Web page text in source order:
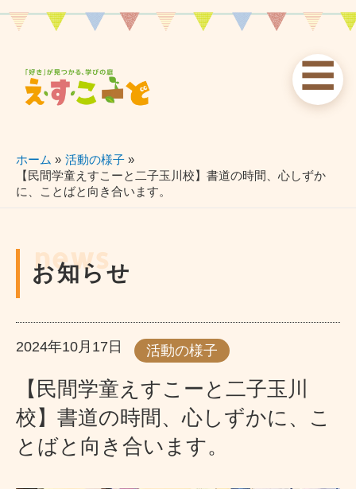
☰
お知らせ
news
えすこーと 各校案内
schools
ホーム
活動の様子
【民間学童えすこーと二子玉川校】書道の時間、心しずか
に、ことばと向き合います。
news
お知らせ
2024年10月17日 活動の様子
【民間学童えすこーと二子玉川
校】書道の時間、心しずかに、こ
とばと向き合います。